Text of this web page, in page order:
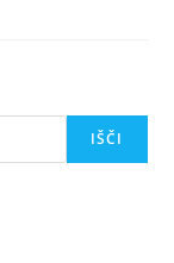
IŠČI